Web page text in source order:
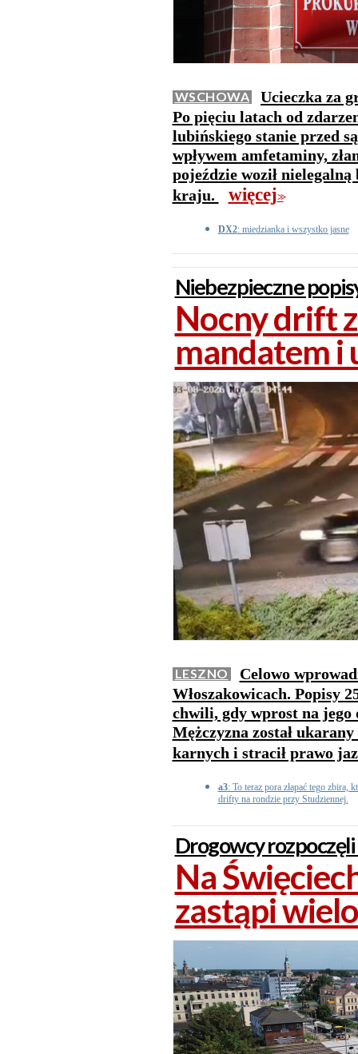
WSCHOWA
Ucieczka za
Po pięciu latach od
lubińskiego stanie przed
wpływem amfetaminy,
pojeździe woził
kraju.
więcej>>
DX2: miedzianka i wszystko jasne
Niebezpieczne
Nocny drift
mandatem i
LESZNO
Celowo
Włoszakowicach. Popisy
chwili, gdy wprost na
Mężczyzna został
karnych i stracił prawo
a3: To teraz pora złapać tego zbira,
drifty na rondzie przy Studziennej.
Drogowcy
Na
zastąpi